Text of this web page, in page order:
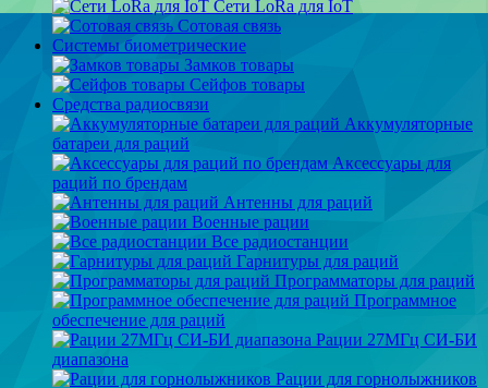
Сети LoRa для IoT
Сотовая связь
Системы биометрические
Замков товары
Сейфов товары
Средства радиосвязи
Аккумуляторные
батареи для раций
Аксессуары для
раций по брендам
Антенны для раций
Военные рации
Все радиостанции
Гарнитуры для раций
Программаторы для раций
Программное
обеспечение для раций
Рации 27МГц СИ-БИ
диапазона
Рации для горнолыжников